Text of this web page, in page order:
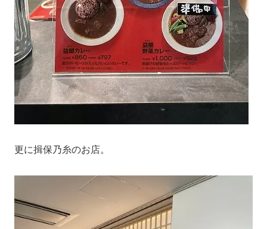
更に揖保乃糸のお店。